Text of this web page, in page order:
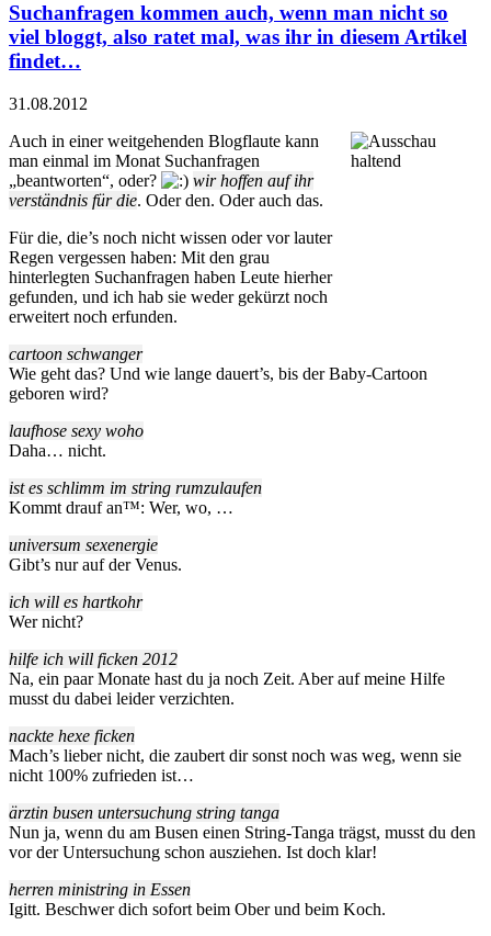
Suchanfragen kommen auch, wenn man nicht so
viel bloggt, also ratet mal, was ihr in diesem Artikel
findet…
31.08.2012
Auch in einer weitgehenden Blogflaute kann
man einmal im Monat Suchanfragen
„beantworten“, oder?
wir hoffen auf ihr
verständnis für die. Oder den. Oder auch das.
Für die, die’s noch nicht wissen oder vor lauter
Regen vergessen haben: Mit den grau
hinterlegten Suchanfragen haben Leute hierher
gefunden, und ich hab sie weder gekürzt noch
erweitert noch erfunden.
cartoon schwanger
Wie geht das? Und wie lange dauert’s, bis der Baby-Cartoon
geboren wird?
laufhose sexy woho
Daha… nicht.
ist es schlimm im string rumzulaufen
Kommt drauf an™: Wer, wo, …
universum sexenergie
Gibt’s nur auf der Venus.
ich will es hartkohr
Wer nicht?
hilfe ich will ficken 2012
Na, ein paar Monate hast du ja noch Zeit. Aber auf meine Hilfe
musst du dabei leider verzichten.
nackte hexe ficken
Mach’s lieber nicht, die zaubert dir sonst noch was weg, wenn sie
nicht 100% zufrieden ist…
ärztin busen untersuchung string tanga
Nun ja, wenn du am Busen einen String-Tanga trägst, musst du den
vor der Untersuchung schon ausziehen. Ist doch klar!
herren ministring in Essen
Igitt. Beschwer dich sofort beim Ober und beim Koch.